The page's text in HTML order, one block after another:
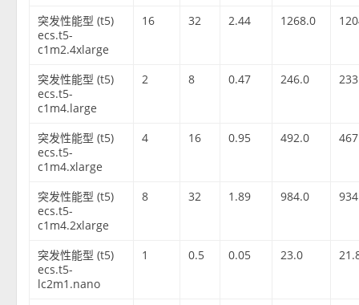
突发性能型 (t5)
ecs.t5-
c1m2.4xlarge
16 32 2.44 1268.0
突发性能型 (t5)
ecs.t5-
c1m4.large
2 8 0.47 246.0
突发性能型 (t5)
ecs.t5-
c1m4.xlarge
4 16 0.95 492.0
突发性能型 (t5)
ecs.t5-
c1m4.2xlarge
8 32 1.89 984.0
突发性能型 (t5)
ecs.t5-
lc2m1.nano
1 0.5 0.05 23.0